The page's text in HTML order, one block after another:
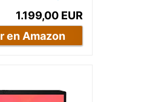
1.199,00 EUR
en Amazon